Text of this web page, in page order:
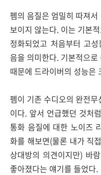
펨의 음질은 엄밀히 따져
보이지 않는다. 이는 기본
정화되었고 처음부터 고
음을 의미한다. 기본적으
때문에 드라이버의 성능은
펨이 기존 수디오의 완전
이다. 앞서 언급했던 것처
통화 음질에 대한 노이즈
화를 해보면(물론 내가 직
상대방의 의견이지만) 바
좋아졌다는 얘기를 들었다.